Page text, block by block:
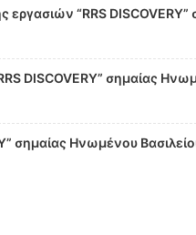
εργασιών “RRS
DISCOVERY” σημαίας
σημαίας Ηνωμένου